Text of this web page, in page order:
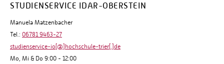
STUDIENSERVICE IDAR-OBERSTEIN
Manuela Matzenbacher
Tel.: 06781 9463-27
studienservice-io[@]hochschule-trier[.]de
Mo, Mi & Do 9:00 - 12:00